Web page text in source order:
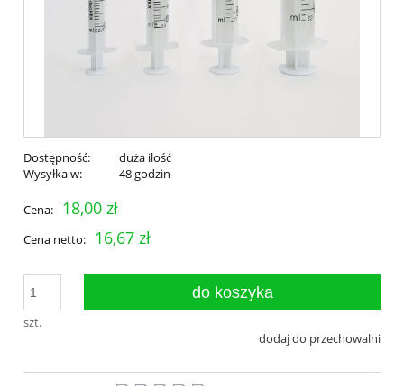
Dostępność:
duża ilość
Wysyłka w:
48 godzin
Cena: 18,00 zł
Cena netto: 16,67 zł
szt.
do koszyka
dodaj do przechowalni